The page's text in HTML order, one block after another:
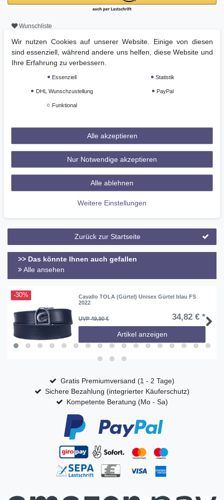
Wunschliste
* inkl. ges. MwSt. zzgl. Versandkosten
Technische Daten
Zurück zur Startseite
>> Das könnte Ihnen auch gefallen
Alle ansehen
-30%
Cavallo TOLA (Gürtel) Unisex Gürtel blau FS
2022
UVP 49,90 € 34,82 € *
Artikel anzeigen
Gratis Premiumversand (1 - 2 Tage)
Sichere Bezahlung (integrierter Käuferschutz)
Kompetente Beratung (Mo - Sa)
Wir nutzen Cookies auf unserer Website. Einige von diesen
sind essenziell, während andere uns helfen, diese Website und
Ihre Erfahrung zu verbessern.
Essenziell Statistik
DHL Wunschzustellung PayPal
Funktional
Alle akzeptieren
Nur Notwendige akzeptieren
Alle ablehnen
Weitere Einstellungen